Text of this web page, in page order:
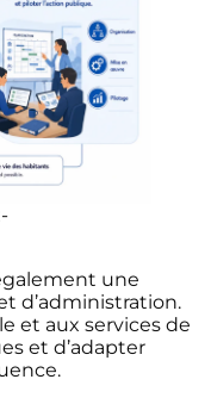
une
d’administration.
et aux services de
et d’adapter